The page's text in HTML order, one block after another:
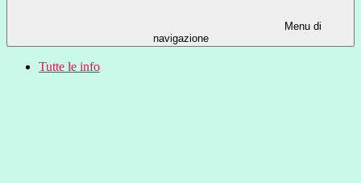
Menu di
navigazione
Tutte le info